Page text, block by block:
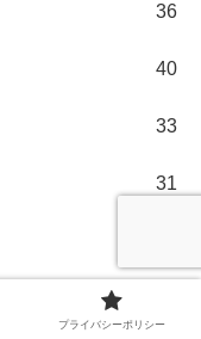
36
40
33
31
プライバシーポリシー